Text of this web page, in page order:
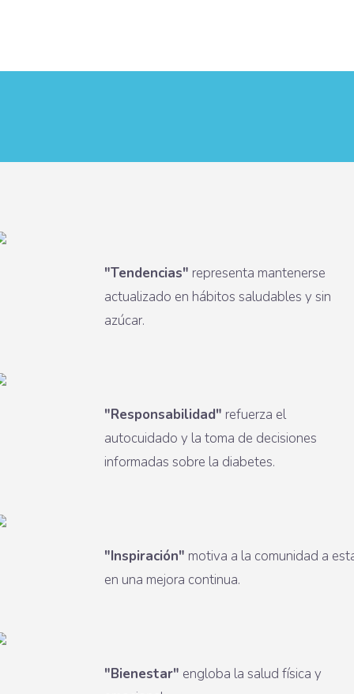
"Tendencias" representa mantenerse
actualizado en hábitos saludables y sin
azúcar.
"Responsabilidad" refuerza el
autocuidado y la toma de decisiones
informadas sobre la diabetes.
"Inspiración" motiva a la comunidad a
en una mejora continua.
"Bienestar" engloba la salud física y